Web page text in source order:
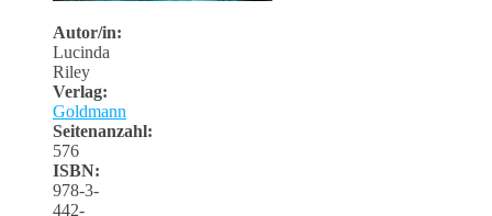
Autor/in:
Lucinda
Riley
Verlag:
Goldmann
Seitenanzahl:
576
ISBN:
978-3-
442-